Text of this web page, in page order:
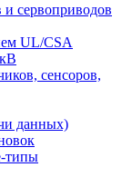
и сервоприводов
UL/CSA
cенсоров,
данных)
типы